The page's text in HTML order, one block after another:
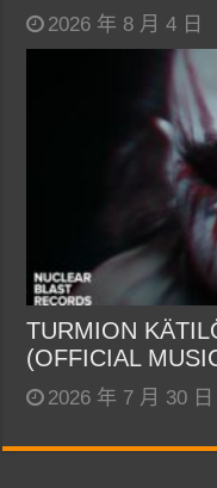
2026 年 8 月 4 日
TURMION
(OFFICIAL
2026 年 7 月 30 日